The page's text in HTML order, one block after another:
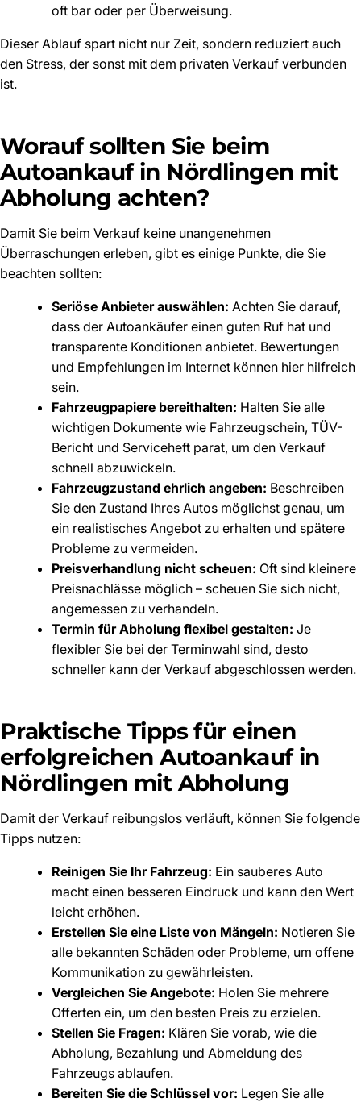
oft bar oder per Überweisung.
Dieser Ablauf spart nicht nur Zeit, sondern reduziert auch
den Stress, der sonst mit dem privaten Verkauf verbunden
ist.
Worauf sollten Sie beim
Autoankauf in Nördlingen mit
Abholung achten?
Damit Sie beim Verkauf keine unangenehmen
Überraschungen erleben, gibt es einige Punkte, die Sie
beachten sollten:
Seriöse Anbieter auswählen: Achten Sie darauf,
dass der Autoankäufer einen guten Ruf hat und
transparente Konditionen anbietet. Bewertungen
und Empfehlungen im Internet können hier hilfreich
sein.
Fahrzeugpapiere bereithalten: Halten Sie alle
wichtigen Dokumente wie Fahrzeugschein, TÜV-
Bericht und Serviceheft parat, um den Verkauf
schnell abzuwickeln.
Fahrzeugzustand ehrlich angeben: Beschreiben
Sie den Zustand Ihres Autos möglichst genau, um
ein realistisches Angebot zu erhalten und spätere
Probleme zu vermeiden.
Preisverhandlung nicht scheuen: Oft sind kleinere
Preisnachlässe möglich – scheuen Sie sich nicht,
angemessen zu verhandeln.
Termin für Abholung flexibel gestalten: Je
flexibler Sie bei der Terminwahl sind, desto
schneller kann der Verkauf abgeschlossen werden.
Praktische Tipps für einen
erfolgreichen Autoankauf in
Nördlingen mit Abholung
Damit der Verkauf reibungslos verläuft, können Sie folgende
Tipps nutzen:
Reinigen Sie Ihr Fahrzeug: Ein sauberes Auto
macht einen besseren Eindruck und kann den Wert
leicht erhöhen.
Erstellen Sie eine Liste von Mängeln: Notieren Sie
alle bekannten Schäden oder Probleme, um offene
Kommunikation zu gewährleisten.
Vergleichen Sie Angebote: Holen Sie mehrere
Offerten ein, um den besten Preis zu erzielen.
Stellen Sie Fragen: Klären Sie vorab, wie die
Abholung, Bezahlung und Abmeldung des
Fahrzeugs ablaufen.
Bereiten Sie die Schlüssel vor: Legen Sie alle